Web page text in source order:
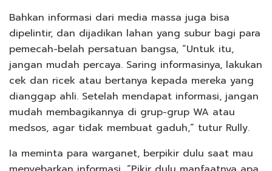
Bahkan informasi dari media massa juga bisa
dipelintir, dan dijadikan lahan yang subur bagi para
pemecah-belah persatuan bangsa, “Untuk itu,
jangan mudah percaya. Saring informasinya, lakukan
cek dan ricek atau bertanya kepada mereka yang
dianggap ahli. Setelah mendapat informasi, jangan
mudah membagikannya di grup-grup WA atau
medsos, agar tidak membuat gaduh,” tutur Rully.
Ia meminta para warganet, berpikir dulu saat mau